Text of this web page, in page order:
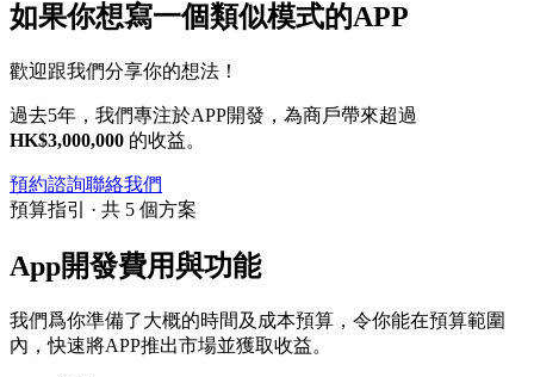
如果你想寫一個類似模式的APP
歡迎跟我們分享你的想法！
過去5年，我們專注於APP開發，為商戶帶來超過
HK$3,000,000 的收益。
預約諮詢聯絡我們
預算指引 · 共 5 個方案
App開發費用與功能
我們爲你準備了大概的時間及成本預算，令你能在預算範圍
內，快速將APP推出市場並獲取收益。